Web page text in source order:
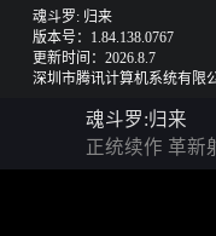
魂斗罗: 归来
版本号：1.84.138.0767
更新时间：2026.8.7
深圳市腾讯计算机系统有限
魂斗罗:归来
正统续作 革新